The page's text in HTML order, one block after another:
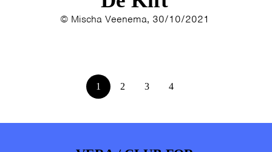
© Mischa Veenema, 30/10/2021
1 2 3 4